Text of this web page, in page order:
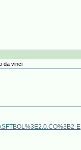
da vinci
E